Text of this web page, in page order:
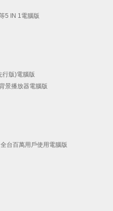
5 IN 1電腦版
行版)電腦版
景播放器電腦版
台百萬用戶使用電腦版